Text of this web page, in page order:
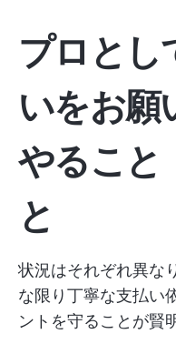
プロとし
いをお願
やること
と
状況はそれぞれ異な
な限り丁寧な支払い
ントを守ることが賢